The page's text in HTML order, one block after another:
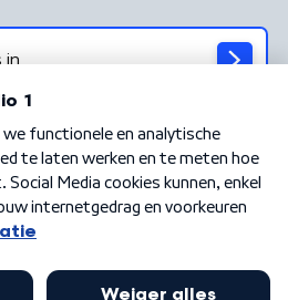
Privacybeleid